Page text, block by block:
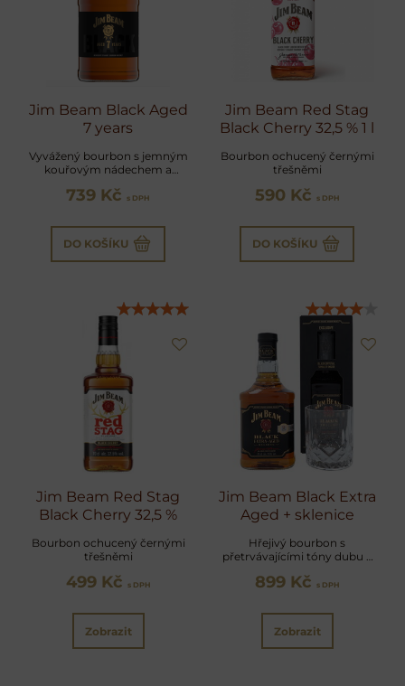
Jim Beam Black Aged
7 years
Vyvážený bourbon s jemným
kouřovým nádechem a
739 Kč s DPH
DO KOŠÍKU
Jim Beam Red Stag
Black Cherry 32,5 % 1 l
Bourbon ochucený černými
třešněmi
590 Kč s DPH
DO KOŠÍKU
Jim Beam Red Stag
Black Cherry 32,5 %
Bourbon ochucený černými
třešněmi
499 Kč s DPH
Zobrazit
Jim Beam Black Extra
Aged + sklenice
Hřejivý bourbon s
přetrvávajícími tóny dubu a
899 Kč s DPH
Zobrazit